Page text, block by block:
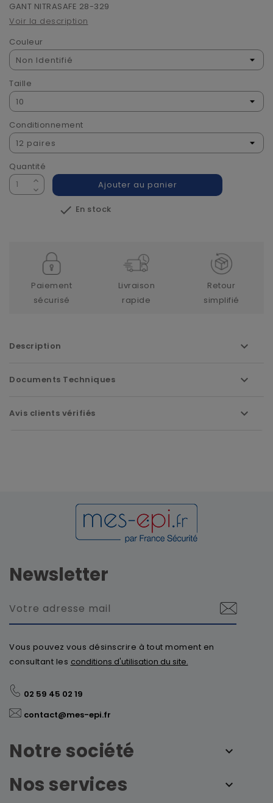
GANT NITRASAFE 28-329
Voir la description
Couleur
Taille
Conditionnement
Quantité
Ajouter au panier
 En stock
Paiement
sécurisé
Livraison
rapide
Retour
simplifié
Description
Documents Techniques
Avis clients vérifiés
Newsletter
Vous pouvez vous désinscrire à tout moment en
consultant les conditions d'utilisation du site.
02 59 45 02 19
contact@mes-epi.fr
Notre société
Nos services